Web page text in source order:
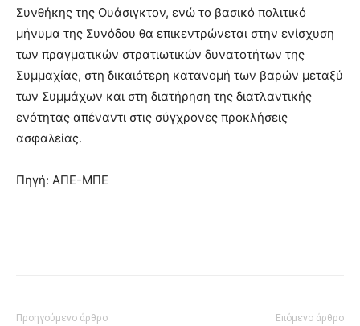
Συνθήκης της Ουάσιγκτον, ενώ το βασικό πολιτικό
μήνυμα της Συνόδου θα επικεντρώνεται στην ενίσχυση
των πραγματικών στρατιωτικών δυνατοτήτων της
Συμμαχίας, στη δικαιότερη κατανομή των βαρών μεταξύ
των Συμμάχων και στη διατήρηση της διατλαντικής
ενότητας απέναντι στις σύγχρονες προκλήσεις
ασφαλείας.
Πηγή: ΑΠΕ-ΜΠΕ
Προηγούμενο άρθρο Επόμενο άρθρο